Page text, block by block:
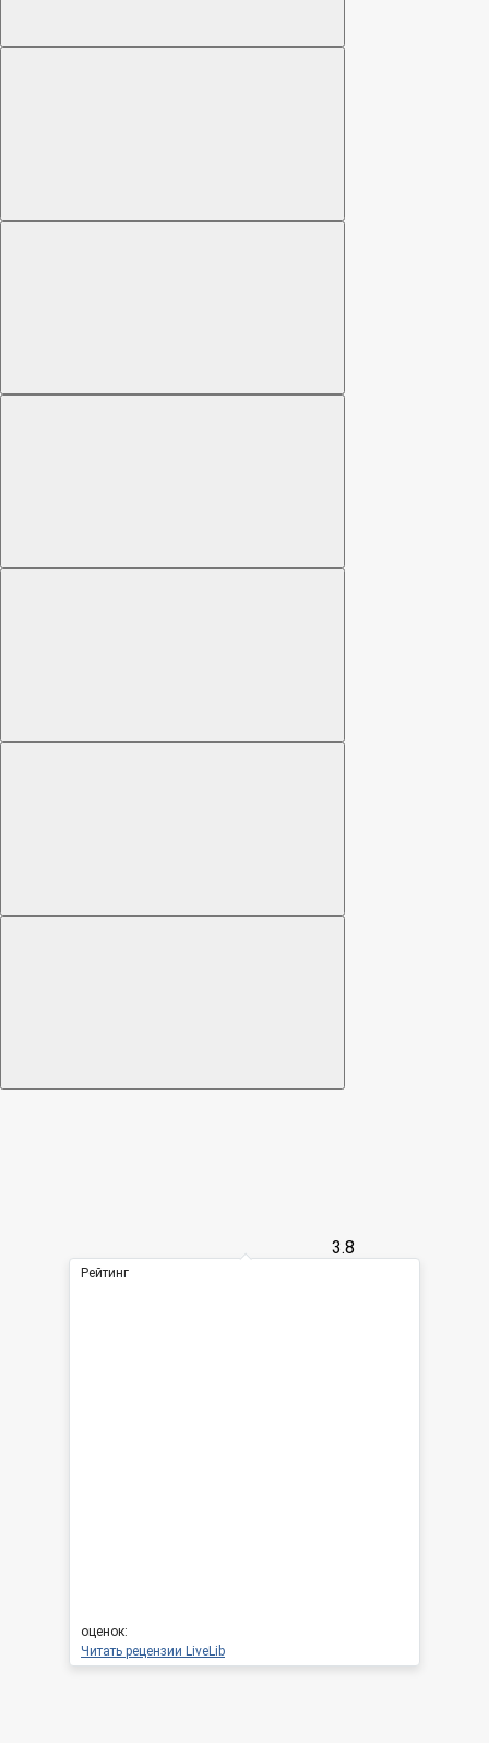
3.8
Рейтинг
оценок:
Читать рецензии LiveLib